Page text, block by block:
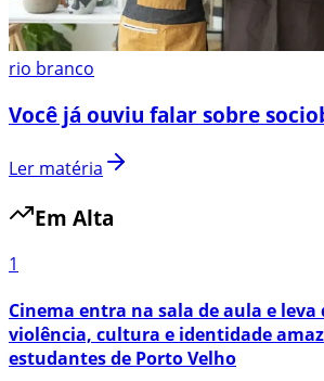
rio branco
Você já ouviu falar sobre
Ler matéria
Em Alta
1
Cinema entra na sala de aula e leva
violência, cultura e identidade
estudantes de Porto Velho